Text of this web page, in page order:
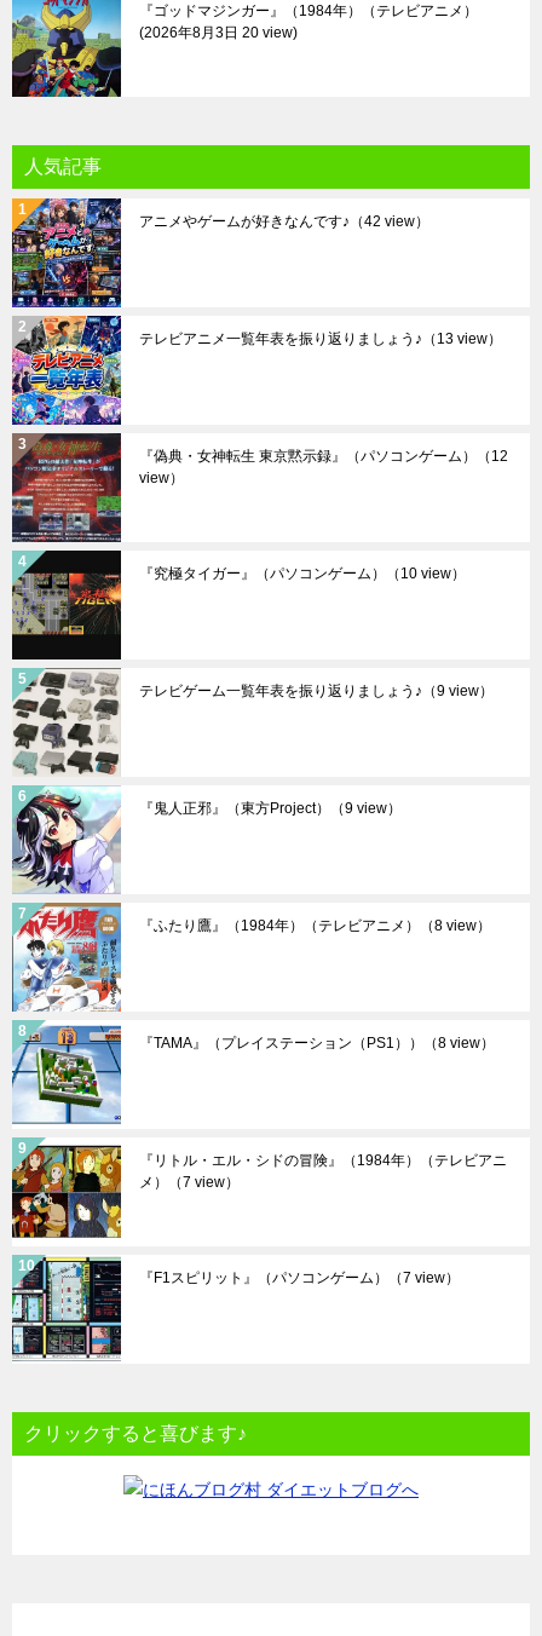
『ゴッドマジンガー』（1984年）（テレビアニメ）
2026年8月3日 20 view
人気記事
アニメやゲームが好きなんです♪ （42 view）
テレビアニメ一覧年表を振り返りましょう♪ （13 view）
『偽典・女神転生 東京黙示録』（パソコンゲーム）
（12
view）
『究極タイガー』（パソコンゲーム） （10 view）
テレビゲーム一覧年表を振り返りましょう♪ （9 view）
『鬼人正邪』（東方Project） （9 view）
『ふたり鷹』（1984年）（テレビアニメ） （8 view）
『TAMA』（プレイステーション（PS1）） （8 view）
『リトル・エル・シドの冒険』（1984年）（テレビアニ
メ）
（7 view）
『F1スピリット』（パソコンゲーム） （7 view）
クリックすると喜びます♪